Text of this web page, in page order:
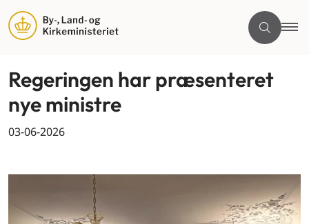
Regeringen har præsenteret
nye ministre
03-06-2026